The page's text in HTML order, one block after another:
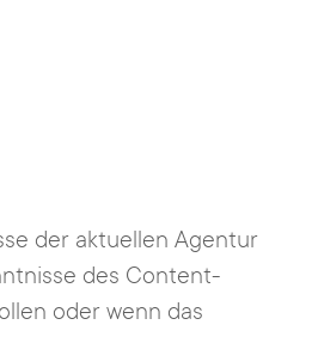
der aktuellen Agentur
des Content-
oder wenn das